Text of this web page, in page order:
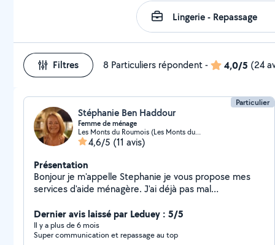
Filtres 8 Particuliers répondent- 4,0/5 (24
Particulier
Stéphanie Ben Haddour
Femme de ménage
Les Monts du Roumois (Les Monts du Roumois)
4,6/5 (11 avis)
Présentation
Bonjour je m'appelle Stephanie je vous propose mes
services d'aide ménagère. J'ai déjà pas mal
toujours été très satisfait de mon travail. Je suis
sérieuse, rigoureuse , efficace et discrète. Je m'occupe
de toutes les tâches ménagères, également du
Dernier avis laissé par Leduey : 5/5
Il y a plus de 6 mois
Super communication et repassage au top